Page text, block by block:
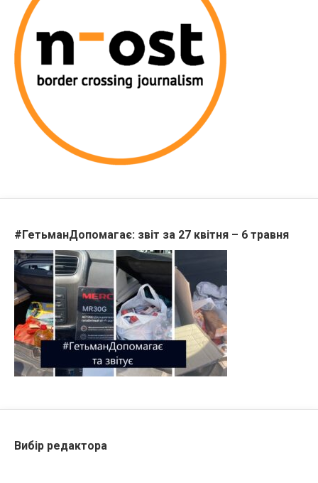
#ГетьманДопомагає: звіт за 27 квітня – 6 травня
Вибір редактора